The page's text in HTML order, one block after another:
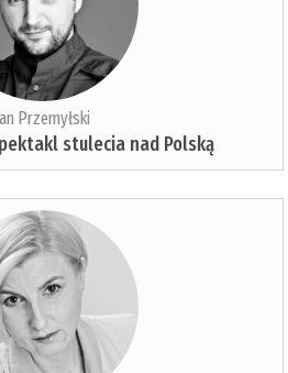
Przemyłski
stulecia nad Polską